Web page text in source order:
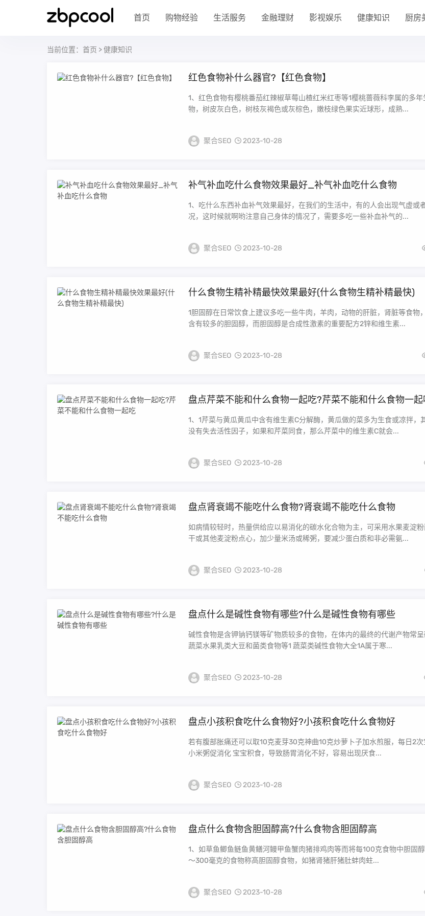
首页 购物经验 生活服务 金融理财 影视娱乐 健康知识 厨房
当前位置： 首页 >健康知识
红色食物补什么器官?【红色食物】
1、红色食物有樱桃番茄红辣椒草莓山楂红米红枣等1樱桃蔷薇科李属的多年
物，树皮灰白色，树枝灰褐色或灰棕色，嫩枝绿色果实近球形，成熟...
聚合SEO 2023-10-28
补气补血吃什么食物效果最好_补气补血吃什么食物
1、吃什么东西补血补气效果最好，在我们的生活中，有的人会出现气虚或
况，这时候就啊哟注意自己身体的情况了，需要多吃一些补血补气的...
聚合SEO 2023-10-28
什么食物生精补精最快效果最好(什么食物生精补精最快)
1胆固醇在日常饮食上建议多吃一些牛肉，羊肉，动物的肝脏，肾脏等食物
含有较多的胆固醇，而胆固醇是合成性激素的重要配方2锌和维生素...
聚合SEO 2023-10-28
盘点芹菜不能和什么食物一起吃?芹菜不能和什么食物一起
1、1芹菜与黄瓜黄瓜中含有维生素C分解酶，黄瓜做的菜多为生食或凉拌，
没有失去活性因子，如果和芹菜同食，那么芹菜中的维生素C就会...
聚合SEO 2023-10-28
盘点肾衰竭不能吃什么食物?肾衰竭不能吃什么食物
如病情较轻时，热量供给应以易消化的碳水化合物为主，可采用水果麦淀
干或其他麦淀粉点心，加少量米汤或稀粥，要减少蛋白质和非必需氨...
聚合SEO 2023-10-28
盘点什么是碱性食物有哪些?什么是碱性食物有哪些
碱性食物是含钾钠钙镁等矿物质较多的食物，在体内的最终的代谢产物常呈
蔬菜水果乳类大豆和菌类食物等1 蔬菜类碱性食物大全1A属于寒...
聚合SEO 2023-10-28
盘点小孩积食吃什么食物好?小孩积食吃什么食物好
若有腹部胀痛还可以取10克麦芽30克神曲10克炒萝卜子加水煎服，每日2
小米粥促消化 宝宝积食，导致肠胃消化不好，容易出现厌食...
聚合SEO 2023-10-28
盘点什么食物含胆固醇高?什么食物含胆固醇高
1、如草鱼鲫鱼鲢鱼黄鳝河鳗甲鱼蟹肉猪排鸡肉等而将每100克食物中胆固
～300毫克的食物称高胆固醇食物，如猪肾猪肝猪肚蚌肉蛀...
聚合SEO 2023-10-28